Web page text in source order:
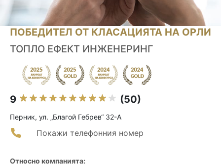
ПОБЕДИТЕЛ ОТ КЛАСАЦИЯТА НА ОРЛИ
ТОПЛО ЕФЕКТ ИНЖЕНЕРИНГ
9 (50)
Перник, ул. „Благой Гебрев“ 32-А
Покажи телефонния номер
Относно компанията: